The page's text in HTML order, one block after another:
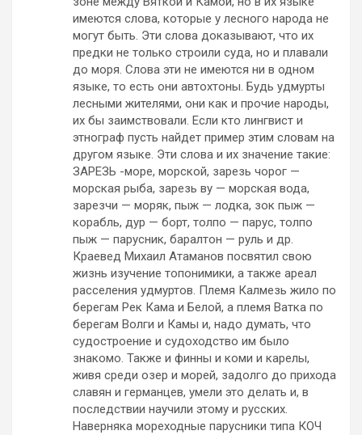
имеются слова, которые у лесного народа не
могут быть. Эти слова доказывают, что их
предки не только строили суда, но и плавали
до моря. Слова эти не имеются ни в одном
языке, то есть они автохтоны. Будь удмурты
лесными жителями, они как и прочие народы,
их бы заимствовали. Если кто лингвист и
этнограф пусть найдет пример этим словам на
другом языке. Эти слова и их значение такие:
ЗАРЕЗЬ -море, морской, зарезь чорог —
морская рыба, зарезь ву — морская вода,
зарезчи — моряк, пыж — лодка, зок пыж —
корабль, дур — борт, толпо — парус, толпо
пыж — парусник, баралтон — руль и др.
Краевед Михаил Атаманов посвятил свою
жизнь изучение топонимики, а также ареал
расселения удмуртов. Племя Калмезь жило по
берегам Рек Кама и Белой, а племя Ватка по
берегам Волги и Камы и, надо думать, что
судостроение и судоходство им было
знакомо. Также и финны и коми и карелы,
живя среди озер и морей, задолго до прихода
славян и германцев, умели это делать и, в
последствии научили этому и русских.
Наверняка мореходные парусники типа КОЧ